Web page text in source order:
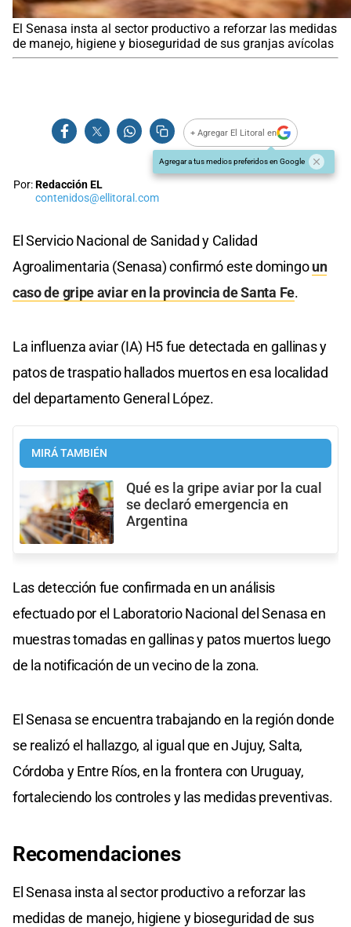
El Senasa insta al sector productivo a reforzar las medidas
de manejo, higiene y bioseguridad de sus granjas avícolas
+ Agregar El Litoral en
Agregar a tus medios preferidos en Google
Por:Redacción EL
contenidos@ellitoral.com
El Servicio Nacional de Sanidad y Calidad
Agroalimentaria (Senasa) confirmó este domingoun
caso de gripe aviar en la provincia de Santa Fe.
La influenza aviar (IA) H5 fue detectada en gallinas y
patos de traspatio hallados muertos en esa localidad
del departamento General López.
MIRÁ TAMBIÉN
Qué es la gripe aviar por la cual
se declaró emergencia en
Argentina
Las detección fue confirmada en un análisis
efectuado por el Laboratorio Nacional del Senasa en
muestras tomadas en gallinas y patos muertos luego
de la notificación de un vecino de la zona.
El Senasa se encuentra trabajando en la región donde
se realizó el hallazgo, al igual que en Jujuy, Salta,
Córdoba y Entre Ríos, en la frontera con Uruguay,
fortaleciendo los controles y las medidas preventivas.
Recomendaciones
El Senasa insta al sector productivo a reforzar las
medidas de manejo, higiene y bioseguridad de sus